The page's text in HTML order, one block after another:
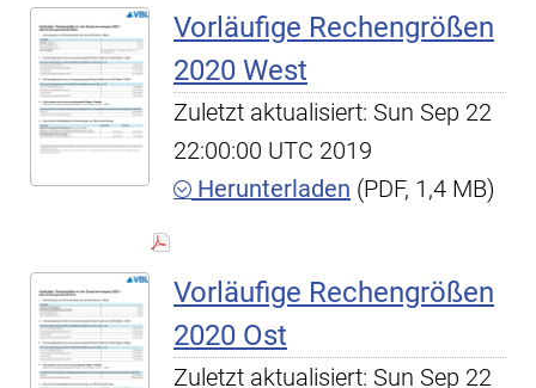
Vorläufige Rechengrößen
2020 West
Zuletzt aktualisiert: Sun Sep 22
22:00:00 UTC 2019
Herunterladen (PDF, 1,4 MB)
Vorläufige Rechengrößen
2020 Ost
Zuletzt aktualisiert: Sun Sep 22